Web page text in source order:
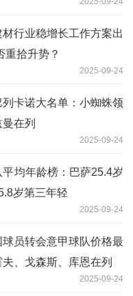
材行业稳增长工作方案出
重拾升势？
2025-09-24
卡诺大名单：小蜘蛛领
在列
2025-09-24
均年龄榜：巴萨25.4岁
岁第三年轻
2025-09-24
员转会意甲球队价格最
、戈森斯、库恩在列
2025-09-24